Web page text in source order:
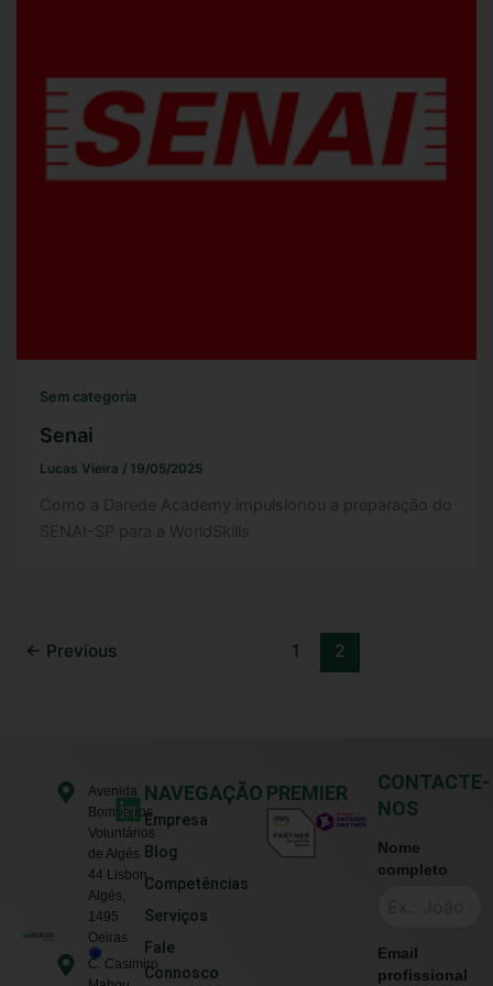
Sem categoria
Senai
Lucas Vieira / 19/05/2025
Como a Darede Academy impulsionou a preparação do
SENAI-SP para a WorldSkills
← Previous 1 2
Avenida
Bombeiros
Voluntários
de Algés
44 Lisbon ,
Algés,
1495
Oeiras
C. Casimiro
L
i
n
k
i
NAVEGAÇÃO
Empresa
Blog
Competências
Serviços
Fale
Connosco
PREMIER
CONTACTE-
NOS
Nome
completo
Email
profissional